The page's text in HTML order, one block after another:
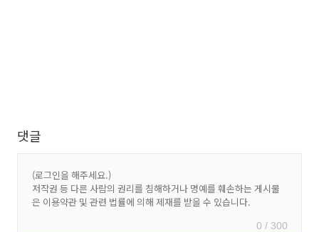
댓글
0 / 300